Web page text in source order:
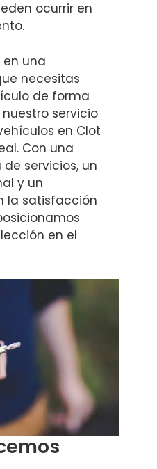
ocurrir en
en una
necesitas
de forma
servicio
en Clot
Con una
servicios, un
y un
la satisfacción
en el